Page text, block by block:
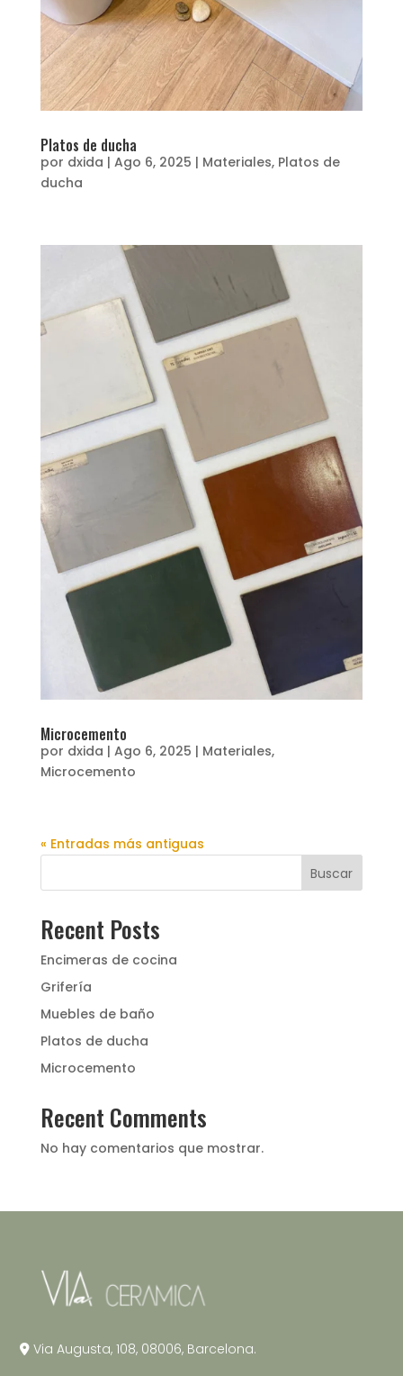
Platos de ducha
por dxida | Ago 6, 2025 | Materiales, Platos de
ducha
Microcemento
por dxida | Ago 6, 2025 | Materiales,
Microcemento
« Entradas más antiguas
Buscar
Recent Posts
Encimeras de cocina
Grifería
Muebles de baño
Platos de ducha
Microcemento
Recent Comments
No hay comentarios que mostrar.
Via Augusta, 108, 08006, Barcelona.